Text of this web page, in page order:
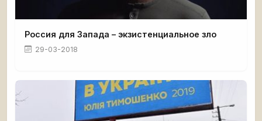
Россия для Запада – экзистенциальное зло
29-03-2018